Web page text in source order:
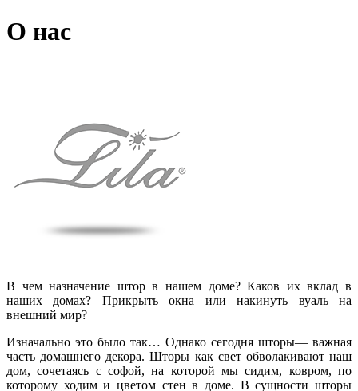
О нас
В чем назначение штор в нашем доме? Каков их вклад в
наших домах? Прикрыть окна или накинуть вуаль на
внешний мир?
Изначально это было так… Однако сегодня шторы— важная
часть домашнего декора. Шторы как свет обволакивают наш
дом, сочетаясь с софой, на которой мы сидим, ковром, по
которому ходим и цветом стен в доме. В сущности шторы